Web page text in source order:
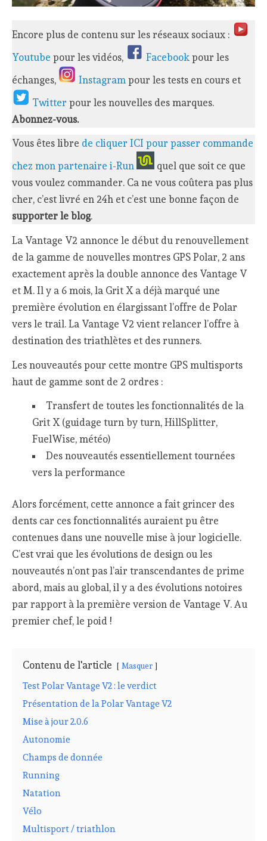
Encore plus de contenu sur les réseaux sociaux :
Youtube pour les vidéos, Facebookpour les
échanges,
Instagrampour les tests en cours et
Twitterpour les nouvelles des marques.
Abonnez-vous.
Vous êtes libre de cliquer ICI pour passer commande
chez mon partenaire i-Run
quel que soit ce que
vous voulez commander. Ca ne vous coûtera pas plus
cher, c’est livré en 24h et c’est une bonne façon de
supporter le blog.
La Vantage V2 annonce le début du renouvellement
de la gamme de nouvelles montres GPS Polar, 2 ans
exactement après la double annonce des Vantage V
et M. Il y a 6 mois, la Grit X a déjà marqué une
première évolution en élargissant l’offre de Polar
vers le trail. La Vantage V2 vient relancer l’offre à
destination des triathlètes et des runners.
Les nouveautés pour cette montre GPS multisports
haut de gamme sont de 2 ordres :
Transfert de toutes les fonctionnalités de la
Grit X (guidage turn by turn, HillSplitter,
FuelWise, météo)
Des nouveautés essentiellement tournées
vers la performance
Alors forcément, cette annonce a fait grincer des
dents car ces fonctionnalités auraient pu être
contenues dans une nouvelle mise à jour logicielle.
C’est vrai que les évolutions de design ou les
nouveautés n’ont pas l’air transcendantes de prime
abord, mais au global, il y a des évolutions notoires
par rapport à la première version de Vantage V. Au
premier chef, le poid !
Contenu de l'article Masquer
Test Polar Vantage V2 : le verdict
Présentation de la Polar Vantage V2
Mise à jour 2.0.6
Autonomie
Champs de donnée
Running
Natation
Vélo
Multisport / triathlon